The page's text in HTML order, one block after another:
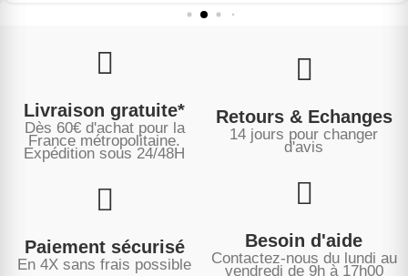
Livraison gratuite*
Dès 60€ d'achat pour la
France métropolitaine.
Expédition sous 24/48H
Retours & Echanges
14 jours pour changer
d'avis
Paiement sécurisé
En 4X sans frais possible
Besoin d'aide
Contactez-nous du lundi au
vendredi de 9h à 17h00